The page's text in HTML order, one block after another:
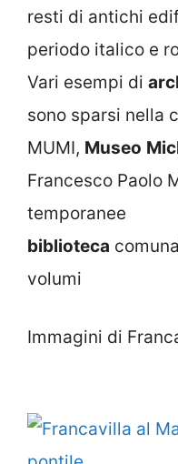
resti di antichi
periodo italico e
Vari esempi di
sono sparsi nella
MUMI, Museo
Francesco Paolo
temporanee
biblioteca
volumi
Immagini di